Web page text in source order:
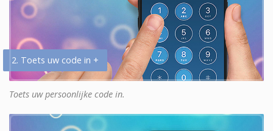
2. Toets uw code in +
Toets uw persoonlijke code in.